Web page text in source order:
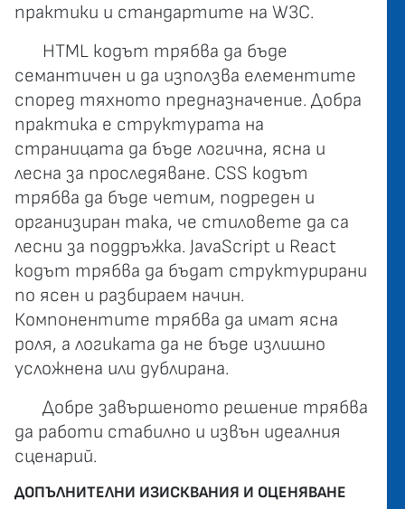
практики и стандартите на W3C.
HTML кодът трябва да бъде
семантичен и да използва елементите
според тяхното предназначение. Добра
практика е структурата на
страницата да бъде логична, ясна и
лесна за проследяване. CSS кодът
трябва да бъде четим, подреден и
организиран така, че стиловете да са
лесни за поддръжка. JavaScript и React
кодът трябва да бъдат структурирани
по ясен и разбираем начин.
Компонентите трябва да имат ясна
роля, а логиката да не бъде излишно
усложнена или дублирана.
Добре завършеното решение трябва
да работи стабилно и извън идеалния
сценарий.
ДОПЪЛНИТЕЛНИ ИЗИСКВАНИЯ И ОЦЕНЯВАНЕ